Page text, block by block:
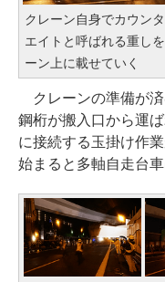
クレーン自身でカウン
エイトと呼ばれる重し
ーン上に載せていく
クレーンの準備が済
鋼桁が搬入口から運
に接続する玉掛け作
始まると多軸自走台車